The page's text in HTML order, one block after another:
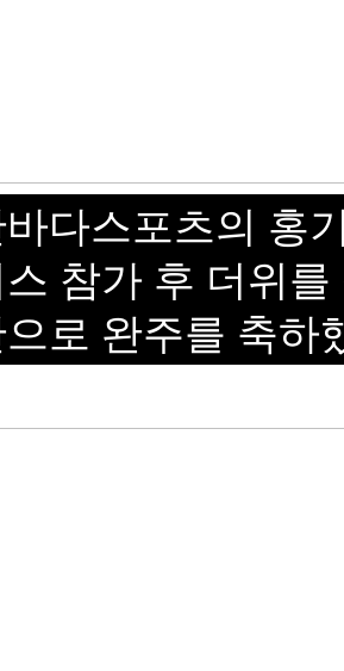
다스포츠의 홍
스 참가 후 더위
로 완주를 축하